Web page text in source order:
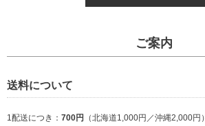
ご案内
送料について
1配送につき： 700円 （北海道1,000円／沖縄2,000円）